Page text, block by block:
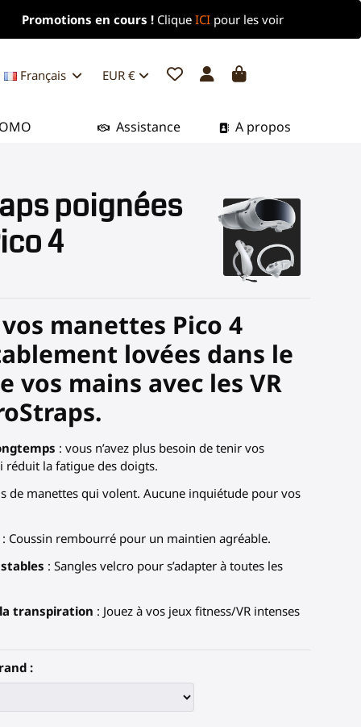
Promotions en cours ! Clique ICI pour les voir
EUR €
Français
A propos
Assistance
poignées
4
manettes Pico 4
lovées dans le
vos mains avec les VR
: vous n’avez plus besoin de tenir vos
réduit la fatigue des doigts.
de manettes qui volent. Aucune inquiétude pour vos
Coussin rembourré pour un maintien agréable.
: Sangles velcro pour s’adapter à toutes les
transpiration : Jouez à vos jeux fitness/VR intenses
: